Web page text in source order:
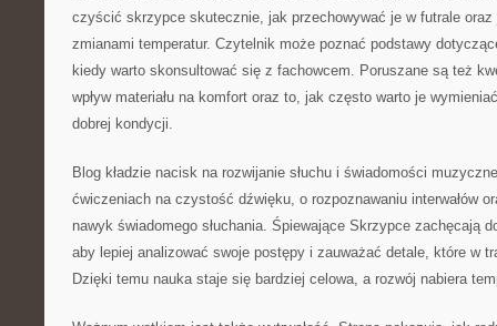
czyścić skrzypce skutecznie, jak przechowywać je w futrale oraz
zmianami temperatur. Czytelnik może poznać podstawy
kiedy warto skonsultować się z fachowcem. Poruszane są też
wpływ materiału na komfort oraz to, jak często warto je
dobrej kondycji.
Blog kładzie nacisk na rozwijanie słuchu i świadomości
ćwiczeniach na czystość dźwięku, o rozpoznawaniu interwałów
nawyk świadomego słuchania. Śpiewające Skrzypce zachęcają
aby lepiej analizować swoje postępy i zauważać detale, które w
Dzięki temu nauka staje się bardziej celowa, a rozwój nabiera